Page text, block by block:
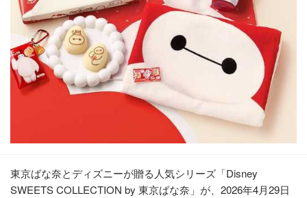
東京ばな奈とディズニーが贈る人気シリーズ「Disney
SWEETS COLLECTION by 東京ばな奈」が、2026年4月29日